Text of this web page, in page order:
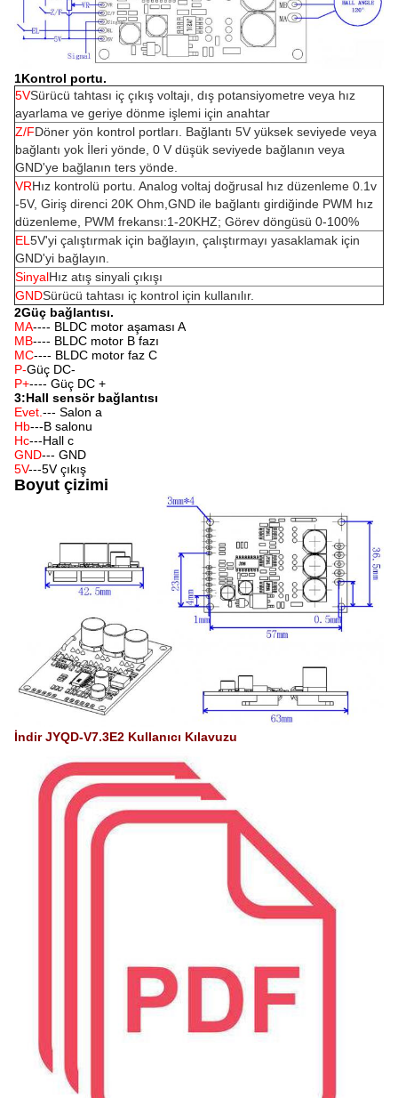
1Kontrol portu.
5VSürücü tahtası iç çıkış voltajı, dış potansiyometre veya hız
ayarlama ve geriye dönme işlemi için anahtar
Z/FDöner yön kontrol portları. Bağlantı 5V yüksek seviyede veya
bağlantı yok İleri yönde, 0 V düşük seviyede bağlanın veya
GND'ye bağlanın ters yönde.
VRHız kontrolü portu. Analog voltaj doğrusal hız düzenleme 0.1v
-5V, Giriş direnci 20K Ohm,GND ile bağlantı girdiğinde PWM hız
düzenleme, PWM frekansı:1-20KHZ; Görev döngüsü 0-100%
EL 5V'yi çalıştırmak için bağlayın, çalıştırmayı yasaklamak için
GND'yi bağlayın.
SinyalHız atış sinyali çıkışı
GNDSürücü tahtası iç kontrol için kullanılır.
2Güç bağlantısı.
MA---- BLDC motor aşaması A
MB---- BLDC motor B fazı
MC---- BLDC motor faz C
P-Güç DC-
P+---- Güç DC +
3:Hall sensör bağlantısı
Evet. --- Salon a
Hb---B salonu
Hc---Hall c
GND--- GND
5V---5V çıkış
Boyut çizimi
İndir JYQD-V7.3E2 Kullanıcı Kılavuzu